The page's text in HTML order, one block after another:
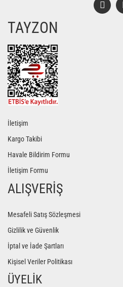
TAYZON
İletişim
Kargo Takibi
Havale Bildirim Formu
İletişim Formu
ALIŞVERİŞ
Mesafeli Satış Sözleşmesi
Gizlilik ve Güvenlik
İptal ve İade Şartları
Kişisel Veriler Politikası
ÜYELİK